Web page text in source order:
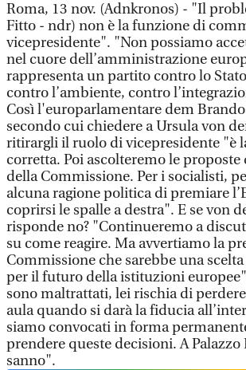
Roma, 13 nov. (Adnkronos) - "Il
Fitto - ndr) non è la funzione di
vicepresidente". "Non possiamo
nel cuore dell’amministrazione
rappresenta un partito contro lo
contro l’ambiente, contro
Così l'europarlamentare dem
secondo cui chiedere a Ursula von
ritirargli il ruolo di vicepresidente "è
corretta. Poi ascolteremo le
della Commissione. Per i socialisti,
alcuna ragione politica di premiare
coprirsi le spalle a destra". E se von
risponde no? "Continueremo a
su come reagire. Ma avvertiamo la
Commissione che sarebbe una
per il futuro della istituzioni
sono maltrattati, lei rischia di
aula quando si darà la fiducia
siamo convocati in forma
prendere queste decisioni. A
sanno".